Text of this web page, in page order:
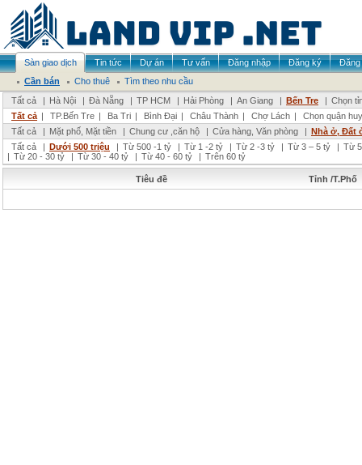
Sàn giao dịch Tin tức Dự án Tư vấn Đăng nhập Đăng ký
Đăng
Cần bán
Cho thuê
Tìm theo nhu cầu
Tất cả
| Hà Nội | Đà Nẵng | TP HCM | Hải Phòng | An Giang | Bến Tre | Chọn
Tất cả | TP.Bến Tre | Ba Tri | Bình Đại | Châu Thành | Chợ Lách |
Chọn quận
Tất cả
| Mặt phố, Mặt tiền | Chung cư ,căn hộ | Cửa hàng, Văn phòng | Nhà ở, Đất
Tất cả
| Dưới 500 triệu | Từ 500 -1 tỷ | Từ 1 -2 tỷ | Từ 2 -3 tỷ | Từ 3 – 5 tỷ | Từ
| Từ 20 - 30 tỷ | Từ 30 - 40 tỷ | Từ 40 - 60 tỷ | Trên 60 tỷ
Tiêu đề Tỉnh /T.Phố